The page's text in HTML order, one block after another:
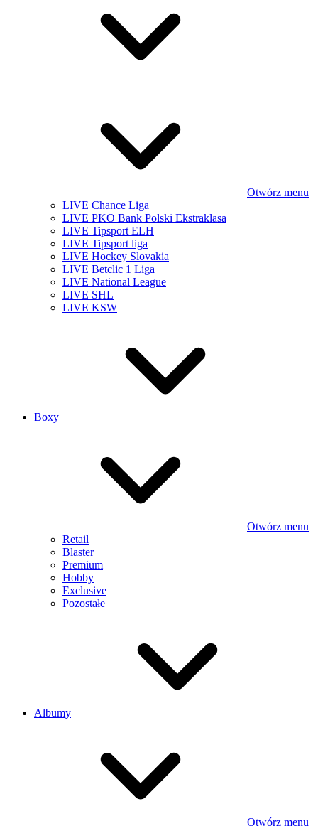
Otwórz menu
LIVE Chance Liga
LIVE PKO Bank Polski Ekstraklasa
LIVE Tipsport ELH
LIVE Tipsport liga
LIVE Hockey Slovakia
LIVE Betclic 1 Liga
LIVE National League
LIVE SHL
LIVE KSW
Boxy
Otwórz menu
Retail
Blaster
Premium
Hobby
Exclusive
Pozostałe
Albumy
Otwórz menu